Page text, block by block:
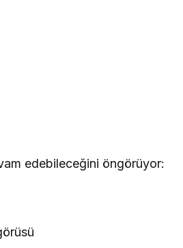
edebileceğini öngörüyor: